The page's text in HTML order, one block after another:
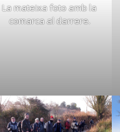
La mateixa foto amb la
comarca al darrere.